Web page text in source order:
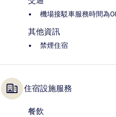
機場接駁車服務時間為
其他資訊
禁煙住宿
住宿設施服務
餐飲